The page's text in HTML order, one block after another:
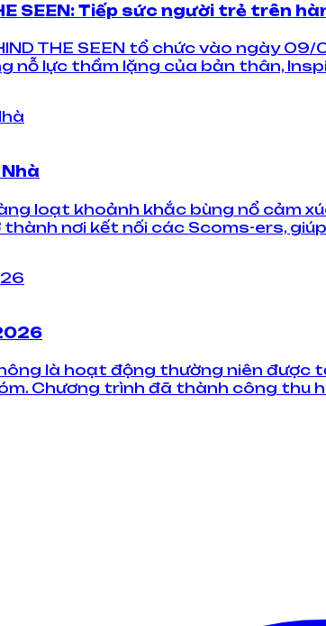
SEEN: Tiếp sức người trẻ trên
THE SEEN tổ chức vào ngày
nỗ lực thầm lặng của bản thân,
loạt khoảnh khắc bùng nổ cảm
nơi kết nối các Scoms-ers,
là hoạt động thường niên
Chương trình đã thành công